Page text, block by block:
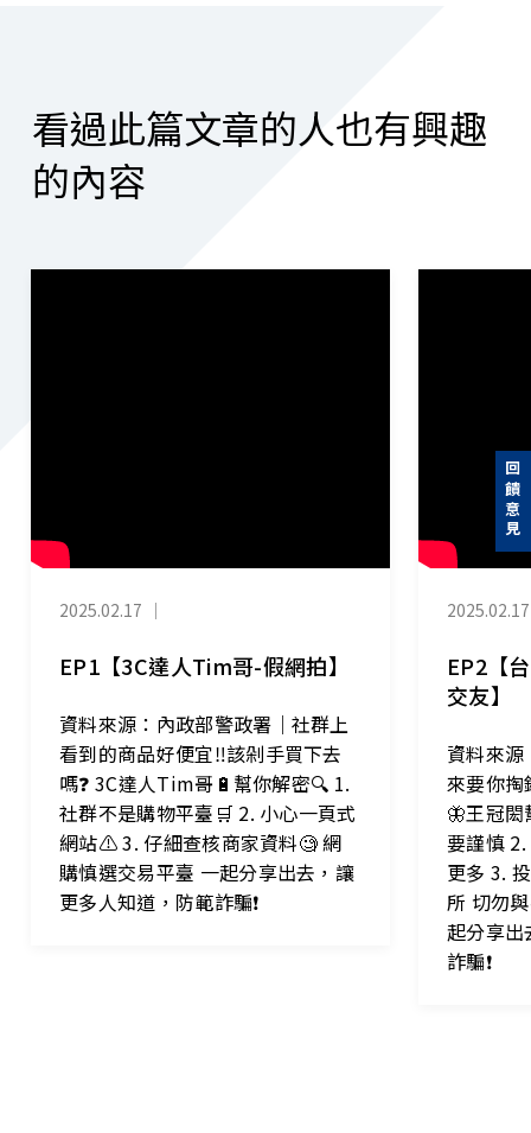
看過此篇文章的人也有興趣
的內容
2025.02.17 ｜
EP1【3C達人Tim哥-假網拍】
資料來源：內政部警政署｜社群上
看到的商品好便宜‼️該剁手買下去
嗎❓ 3C達人Tim哥🔋幫你解密🔍 1.
社群不是購物平臺🛒 2. 小心一頁式
網站⚠️ 3. 仔細查核商家資料🧐 網
購慎選交易平臺 一起分享出去，讓
更多人知道，防範詐騙❗
2025.02.17
EP2【
交友】
資料來
來要你掏
🦋王冠
要謹慎
更多 3.
所 切勿
起分享出
詐騙❗
回饋意見